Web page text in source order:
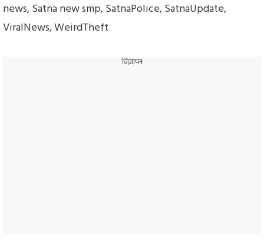
news,Satna new smp,SatnaPolice,SatnaUpdate,
ViralNews,WeirdTheft
विज्ञापन